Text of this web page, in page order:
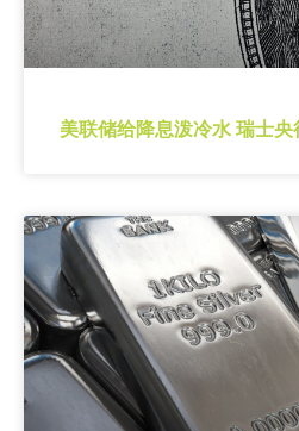
美联储给降息泼冷水 瑞士